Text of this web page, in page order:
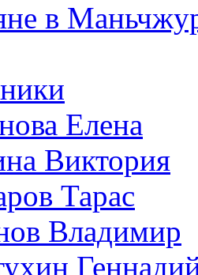
в
Елена
Виктория
Тарас
Владимир